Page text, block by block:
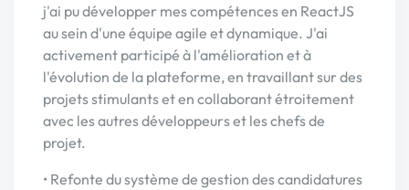
j'ai pu développer mes compétences en ReactJS
au sein d'une équipe agile et dynamique. J'ai
activement participé à l'amélioration et à
l'évolution de la plateforme, en travaillant sur des
projets stimulants et en collaborant étroitement
avec les autres développeurs et les chefs de
projet.
• Refonte du système de gestion des candidatures